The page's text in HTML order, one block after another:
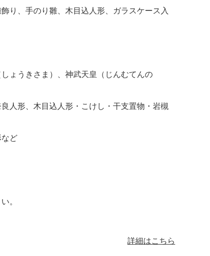
り、手のり雛、木目込人形、ガラスケース入
ょうきさま）、神武天皇（じんむてんの
人形、木目込人形・こけし・干支置物・岩槻
など
。
詳細はこちら